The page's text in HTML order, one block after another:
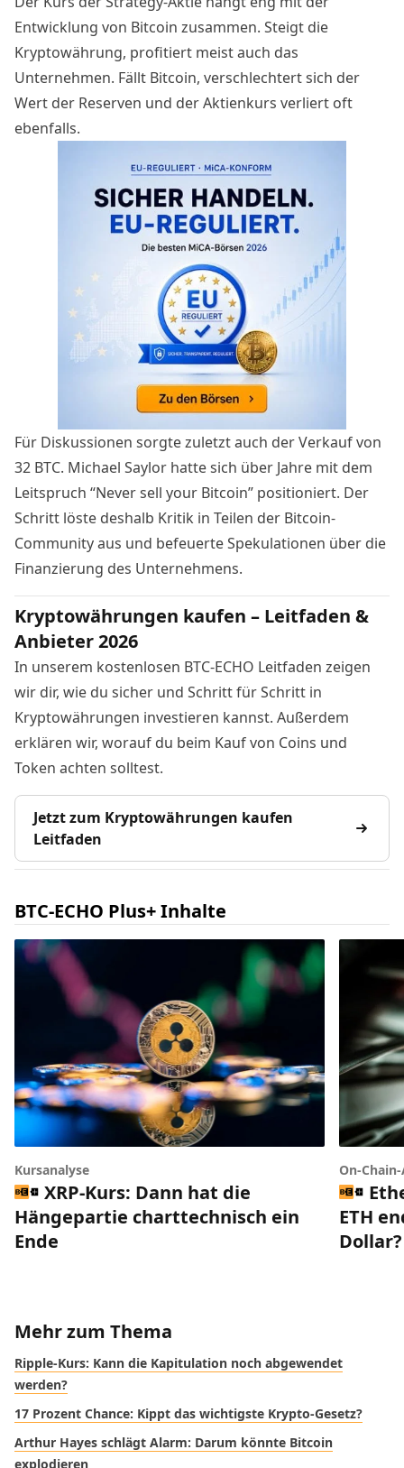
Entwicklung von Bitcoin zusammen. Steigt die
Kryptowährung, profitiert meist auch das
Unternehmen. Fällt Bitcoin, verschlechtert sich der
Wert der Reserven und der Aktienkurs verliert oft
ebenfalls.
Für Diskussionen sorgte zuletzt auch der Verkauf von
32 BTC. Michael Saylor hatte sich über Jahre mit dem
Leitspruch “Never sell your Bitcoin” positioniert. Der
Schritt löste deshalb Kritik in Teilen der Bitcoin-
Community aus und befeuerte Spekulationen über die
Finanzierung des Unternehmens.
Kryptowährungen kaufen – Leitfaden &
Anbieter 2026
In unserem kostenlosen BTC-ECHO Leitfaden zeigen
wir dir, wie du sicher und Schritt für Schritt in
Kryptowährungen investieren kannst. Außerdem
erklären wir, worauf du beim Kauf von Coins und
Token achten solltest.
Jetzt zum Kryptowährungen kaufen
Leitfaden
BTC-ECHO Plus+ Inhalte
Kursanalyse
XRP-Kurs: Dann hat die
Hängepartie charttechnisch ein
Ende
On-
ETH
Dollar?
Mehr zum Thema
Ripple-Kurs: Kann die Kapitulation noch abgewendet
werden?
17 Prozent Chance: Kippt das wichtigste Krypto-Gesetz?
Arthur Hayes schlägt Alarm: Darum könnte Bitcoin
explodieren